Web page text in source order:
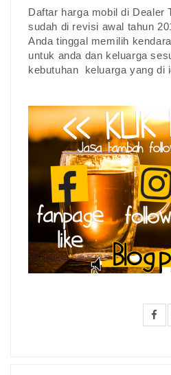
Daftar harga mobil di Dealer
sudah di revisi awal tahun
Anda tinggal memilih
untuk anda dan keluarga
kebutuhan keluarga yang di